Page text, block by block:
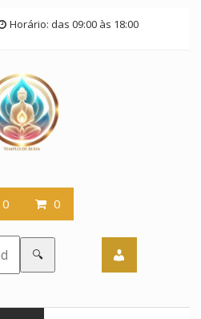
Horário: das 09:00 às 18:00
0 0
🔍